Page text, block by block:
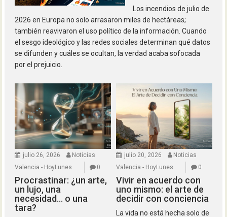
Los incendios de julio de
2026 en Europa no solo arrasaron miles de hectáreas;
también reavivaron el uso político de la información. Cuando
el sesgo ideológico y las redes sociales determinan qué datos
se difunden y cuáles se ocultan, la verdad acaba sofocada
por el prejuicio.
julio 26, 2026
Noticias
Valencia - HoyLunes
0
Procrastinar: ¿un arte,
un lujo, una
necesidad… o una
tara?
julio 20, 2026
Noticias
Valencia - HoyLunes
0
Vivir en acuerdo con
uno mismo: el arte de
decidir con conciencia
La vida no está hecha solo de